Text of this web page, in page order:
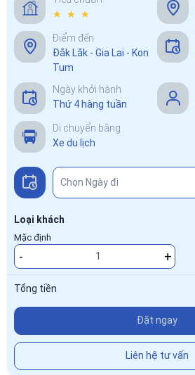
★ ★ ★
Điểm đến
Đắk Lắk - Gia Lai - Kon
Tum
Ngày khởi hành
Thứ 4 hàng tuần
Di chuyển bằng
Xe du lịch
Loại khách
Mặc định
- +
Tổng tiền
Đặt ngay
Liên hệ tư vấn